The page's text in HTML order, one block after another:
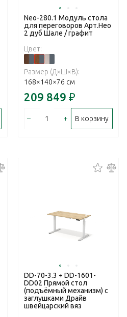
Neo-280.1 Модуль стола
для переговоров Арт.Нео
2 дуб Шале / графит
Цвет:
Размер (Д×Ш×В):
168×140×76 см
209 849 ₽
– + В корзину
DD-70-3.3 + DD-1601-
DD02 Прямой стол
(подъёмный механизм) с
заглушками Драйв
швейцарский вяз